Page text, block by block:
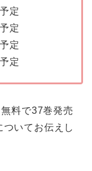
定
定
定
定
料で37巻発売
いてお伝えし